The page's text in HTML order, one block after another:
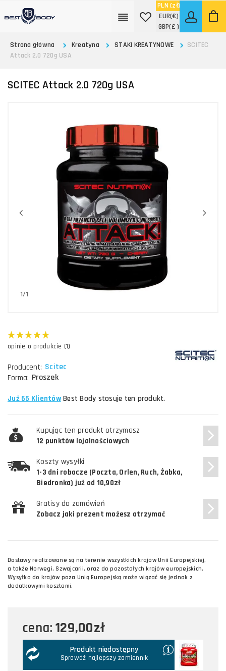
PLN (zł)
EUR(€)
GBP(£ )
Strona główna
Kreatyna STAKI KREATYNOWE
SCITEC
Attack 2.0 720g USA
SCITEC Attack 2.0 720g USA
1/1
opinie o produkcie (1)
Producent: Scitec
Forma: Proszek
Już 65 KlientówBest Body stosuje ten produkt.
Kupując ten produkt otrzymasz
12 punktów lojalnościowych
Koszty wysyłki
1-3 dni robocze (Poczta, Orlen, Ruch, Żabka,
Biedronka) już od 10,90zł
Gratisy do zamówień
Zobacz jaki prezent możesz otrzymać
Dostawy realizowane są na terenie wszystkich krajów Unii Europejskiej,
a także Norwegi, Szwajcarii, oraz do pozostałych krajów europejskich.
Wysyłka do krajów poza Unią Europejską może wiązać się jednak z
dodatkowymi kosztami.
cena: 129,00zł
Produkt niedostępny
Sprawdź najlepszy zamiennik